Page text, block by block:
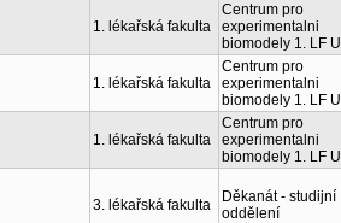
1. lékařská fakulta
Centrum pro
experimentalni
biomodely 1. LF
1. lékařská fakulta
Centrum pro
experimentalni
biomodely 1. LF
1. lékařská fakulta
Centrum pro
experimentalni
biomodely 1. LF
3. lékařská fakulta
Děkanát - studijní
oddělení